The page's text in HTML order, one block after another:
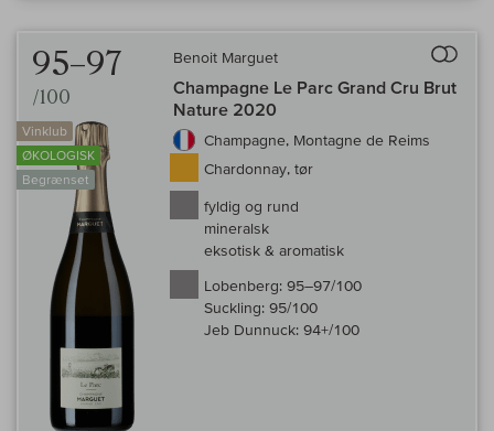
95–97
/100
Vinklub
ØKOLOGISK
Begrænset
Benoit Marguet
Champagne Le Parc Grand Cru Brut
Nature 2020
Champagne, Montagne de Reims
Chardonnay, tør
fyldig og rund
mineralsk
eksotisk & aromatisk
Lobenberg: 95–97/100
Suckling: 95/100
Jeb Dunnuck: 94+/100